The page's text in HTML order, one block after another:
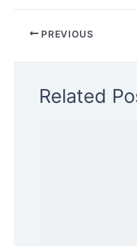
PREVIOUS
Related